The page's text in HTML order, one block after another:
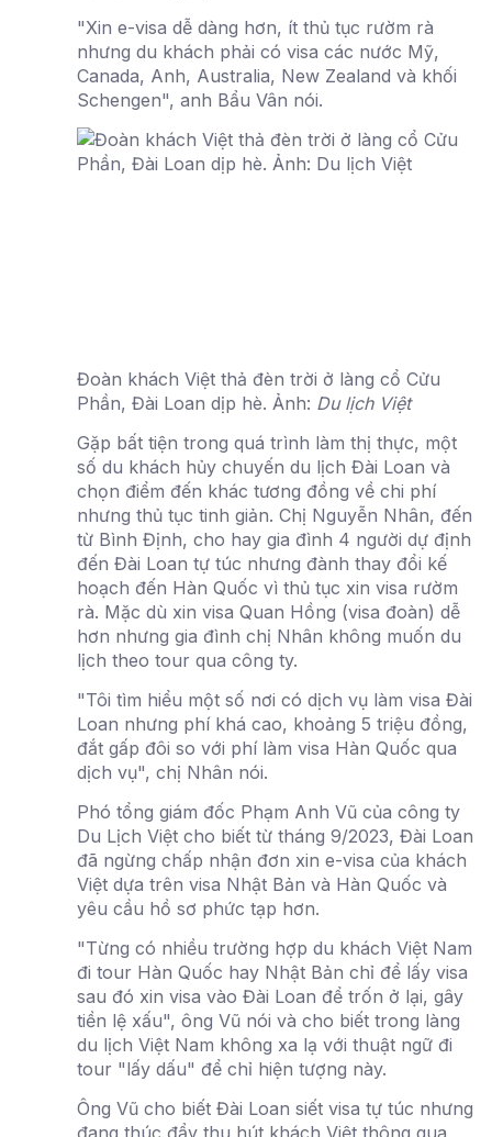
"Xin e-visa dễ dàng hơn, ít thủ tục rườm rà
nhưng du khách phải có visa các nước Mỹ,
Canada, Anh, Australia, New Zealand và khối
Schengen", anh Bẩu Vân nói.
Đoàn khách Việt thả đèn trời ở làng cổ Cửu
Phần, Đài Loan dịp hè. Ảnh: Du lịch Việt
Gặp bất tiện trong quá trình làm thị thực, một
số du khách hủy chuyến du lịch Đài Loan và
chọn điểm đến khác tương đồng về chi phí
nhưng thủ tục tinh giản. Chị Nguyễn Nhân, đến
từ Bình Định, cho hay gia đình 4 người dự định
đến Đài Loan tự túc nhưng đành thay đổi kế
hoạch đến Hàn Quốc vì thủ tục xin visa rườm
rà. Mặc dù xin visa Quan Hồng (visa đoàn) dễ
hơn nhưng gia đình chị Nhân không muốn du
lịch theo tour qua công ty.
"Tôi tìm hiểu một số nơi có dịch vụ làm visa Đài
Loan nhưng phí khá cao, khoảng 5 triệu đồng,
đắt gấp đôi so với phí làm visa Hàn Quốc qua
dịch vụ", chị Nhân nói.
Phó tổng giám đốc Phạm Anh Vũ của công ty
Du Lịch Việt cho biết từ tháng 9/2023, Đài Loan
đã ngừng chấp nhận đơn xin e-visa của khách
Việt dựa trên visa Nhật Bản và Hàn Quốc và
yêu cầu hồ sơ phức tạp hơn.
"Từng có nhiều trường hợp du khách Việt Nam
đi tour Hàn Quốc hay Nhật Bản chỉ để lấy visa
sau đó xin visa vào Đài Loan để trốn ở lại, gây
tiền lệ xấu", ông Vũ nói và cho biết trong làng
du lịch Việt Nam không xa lạ với thuật ngữ đi
tour "lấy dấu" để chỉ hiện tượng này.
Ông Vũ cho biết Đài Loan siết visa tự túc nhưng
đang thúc đẩy thu hút khách Việt thông qua